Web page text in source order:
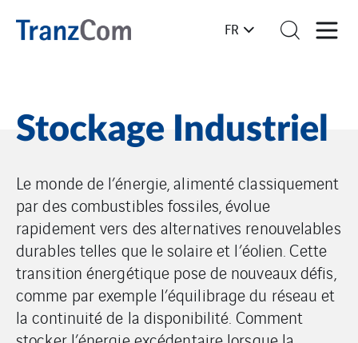
FR
Stockage Industriel
Le monde de l’énergie, alimenté classiquement
par des combustibles fossiles, évolue
rapidement vers des alternatives renouvelables
durables telles que le solaire et l’éolien. Cette
transition énergétique pose de nouveaux défis,
comme par exemple l’équilibrage du réseau et
la continuité de la disponibilité. Comment